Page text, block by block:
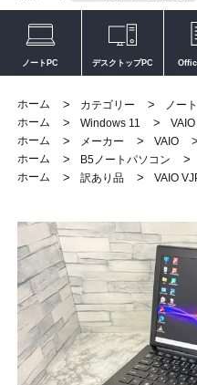
ノートPC デスクトップPC
ホーム > カテゴリー > ノー
ホーム
> Windows 11 >
ホーム
> メーカー > VAIO >
ホーム
> B5ノートパソコン >
ホーム
> 訳あり品 > VAIO